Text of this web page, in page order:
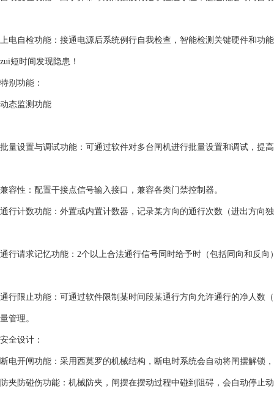
上电自检功能：接通电源后系统例行自我检查，智能检测关键硬件和功
zui短时间发现隐患！
特别功能：
动态监测功能
批量设置与调试功能：可通过软件对多台闸机进行批量设置和调试，提
兼容性：配置干接点信号输入接口，兼容各类门禁控制器。
通行计数功能：外置或内置计数器，记录某方向的通行次数（进出方向
通行请求记忆功能：2个以上合法通行信号同时给予时（包括同向和反
通行限止功能：可通过软件限制某时间段某通行方向允许通行的净人数
量管理。
安全设计：
断电开闸功能：采用西莫罗的机械结构，断电时系统会自动将闸摆解锁
防夹防碰伤功能：机械防夹，闸摆在摆动过程中碰到阻碍，会自动停止